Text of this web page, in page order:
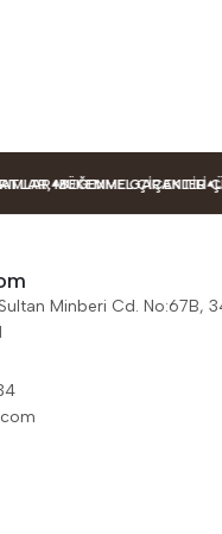
MÜKEMMEL ÇIÇEKLER
BEĞENME GARANTILI
Minberi Cd. No:67B,